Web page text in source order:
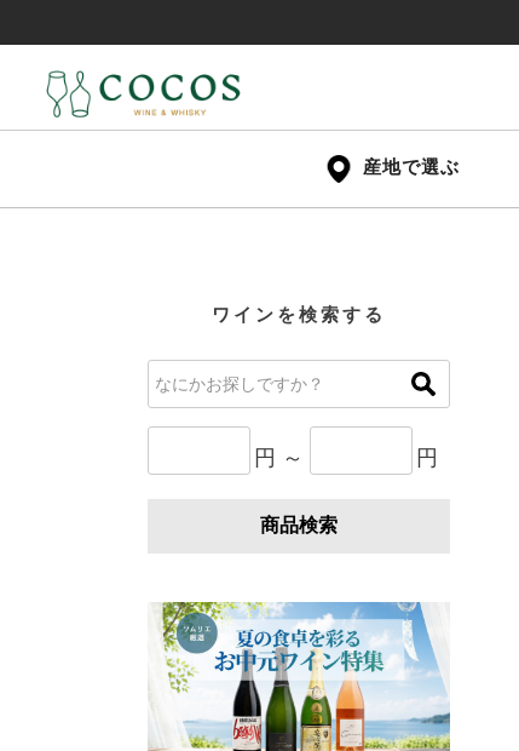
産地で選ぶ
ワインを検索する
円 ～ 円
商品検索